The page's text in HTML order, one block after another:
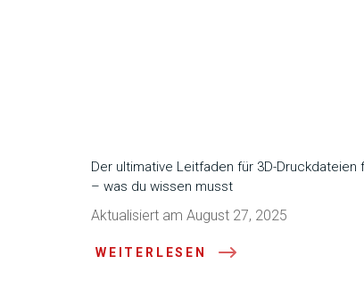
Der ultimative Leitfaden für 3D-Druckdateien
– was du wissen musst
Aktualisiert am August 27, 2025
WEITERLESEN